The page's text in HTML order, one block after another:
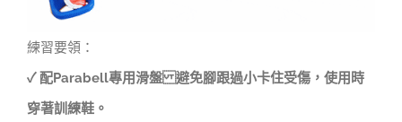
練習要領：
✓ 配Parabell專用滑盤 避免腳跟過小卡住受傷，使用時
穿著訓練鞋。